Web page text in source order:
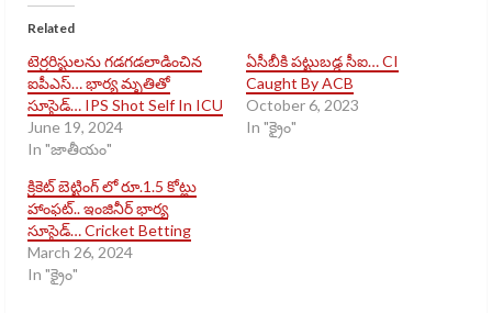
Related
టెర్రరిస్టులను గడగడలాడించిన
ఐపీఎస్… భార్య మృతితో
సూసైడ్… IPS Shot Self In ICU
June 19, 2024
In "జాతీయం"
ఏసీబీకి పట్టుబడ్డ సీఐ… CI
Caught By ACB
October 6, 2023
In "క్రైం"
క్రికెట్ బెట్టింగ్ లో రూ.1.5 కోట్లు
హాంఫట్.. ఇంజినీర్ భార్య
సూసైడ్… Cricket Betting
March 26, 2024
In "క్రైం"